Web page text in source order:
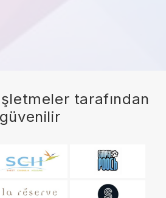
tarafından
güvenilir